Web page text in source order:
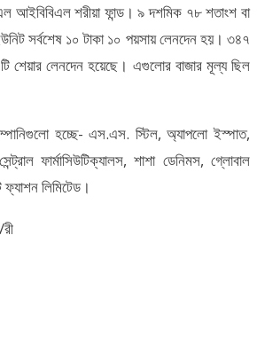
আইবিবিএল শরীয়া ফান্ড। ৯ দশমিক ৭৮ শতাংশ বা
সর্বশেষ ১০ টাকা ১০ পয়সায় লেনদেন হয়। ৩৪৭
শেয়ার লেনদেন হয়েছে। এগুলোর বাজার মূল্য ছিল
হচ্ছে- এস.এস. স্টিল, অ্যাপলো ইস্পাত,
ফার্মাসিউটিক্যালস, শাশা ডেনিমস, গ্লোবাল
ফ্যাশন লিমিটেড।